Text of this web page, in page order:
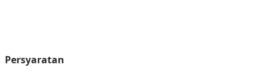
Persyaratan